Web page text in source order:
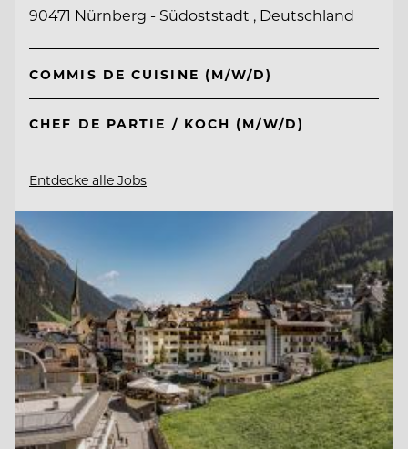
90471 Nürnberg - Südoststadt , Deutschland
COMMIS DE CUISINE (M/W/D)
CHEF DE PARTIE / KOCH (M/W/D)
Entdecke alle Jobs